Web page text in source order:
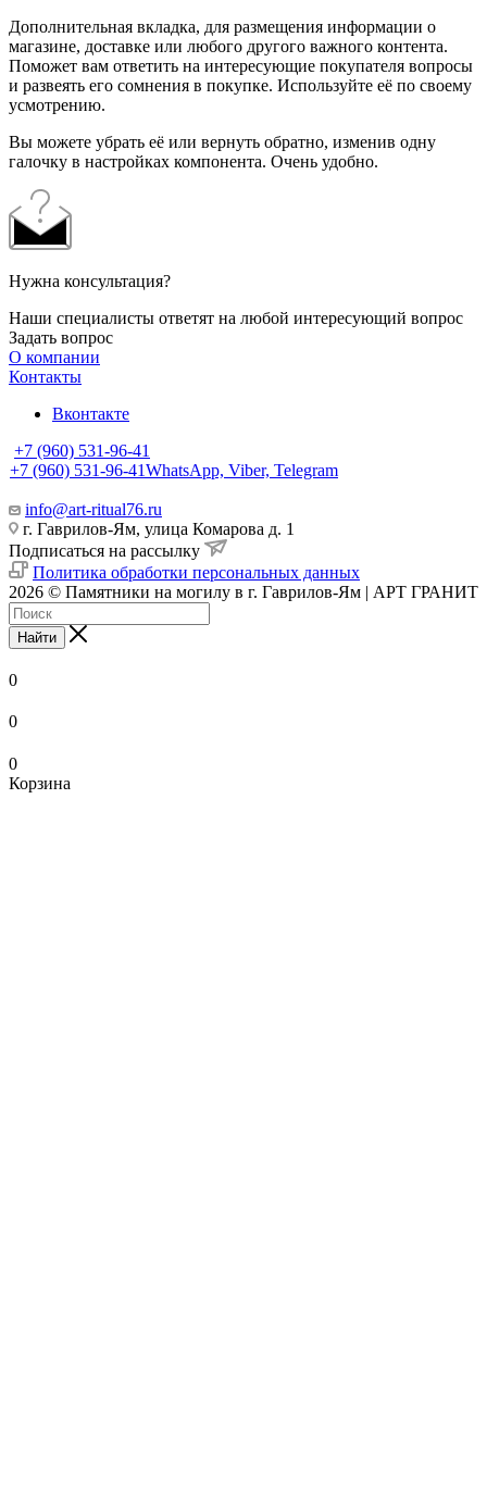
Дополнительная вкладка, для размещения информации о
магазине, доставке или любого другого важного контента.
Поможет вам ответить на интересующие покупателя вопросы
и развеять его сомнения в покупке. Используйте её по своему
усмотрению.
Вы можете убрать её или вернуть обратно, изменив одну
галочку в настройках компонента. Очень удобно.
Нужна консультация?
Наши специалисты ответят на любой интересующий вопрос
Задать вопрос
О компании
Контакты
Вконтакте
+7 (960) 531-96-41
+7 (960) 531-96-41WhatsApp, Viber, Telegram
info@art-ritual76.ru
г. Гаврилов-Ям, улица Комарова д. 1
Подписаться на рассылку
Политика обработки персональных данных
2026 © Памятники на могилу в г. Гаврилов-Ям | АРТ ГРАНИТ
Найти
0
0
0
Корзина